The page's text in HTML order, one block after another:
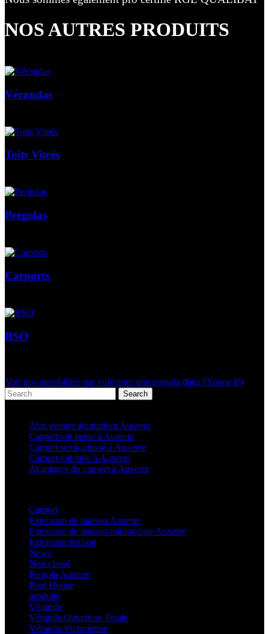
NOS AUTRES PRODUITS
Vérandas
Toits Vitrés
Pergolas
Carports
BSO
Voir nos possibilités par ville pour une pergola dans l'Yonne 89
Search
Abri voiture aluminium Auxerre
Carport toit pente à Auxerre
Carport semi-adossé à Auxerre
Carport toit tuile à Auxerre
Avantages du carport à Auxerre
Carport
Extension de maison Auxerre
Extension de maison minimaliste Auxerre
Extension maison
News
Non classé
Pergola Auxerre
Pool House
produits
Véranda
Véranda Ouverture Totale
Véranda Victorienne